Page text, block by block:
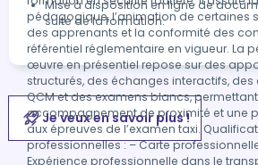
pédagogique, l’animation de certaines
des apprenants et la conformité des
référentiel réglementaire en vigueur. La pédagogie mise en
œuvre en présentiel repose sur des
structurés, des échanges interactifs,
QCM et des examens blancs,
accompagnement de proximité et une
aux épreuves de l’examen taxi. Qualifications et références
professionnelles : – Carte
Expérience professionnelle dans le
Mise à disposition en ligne de
suite de la formation.
Je veux en savoir plus !